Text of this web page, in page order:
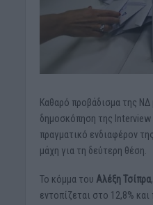
Καθαρό προβάδισμα της ΝΔ
δημοσκόπηση της Interview
πραγματικό ενδιαφέρον
μάχη για τη δεύτερη θέση.
Το κόμμα του Αλέξη Τσίπρα
εντοπίζεται στο 12,8%